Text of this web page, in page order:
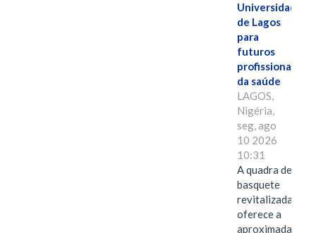
Universidade
de Lagos
para
futuros
profissionais
da saúde
LAGOS,
Nigéria,
seg, ago
10 2026
10:31
A quadra de
basquete
revitalizada
oferece a